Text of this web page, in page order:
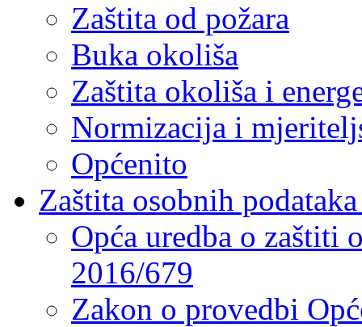
Zaštita od požara
Buka okoliša
Zaštita okoliša i
Normizacija i
Općenito
Zaštita osobnih
Opća uredba o zaštiti
2016/679
Zakon o provedbi